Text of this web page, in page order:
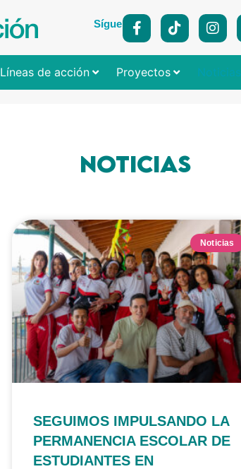
Síguenos:
Líneas de acción Proyectos Noticias
Noticias
Noticias
SEGUIMOS IMPULSANDO LA
PERMANENCIA ESCOLAR DE
ESTUDIANTES EN